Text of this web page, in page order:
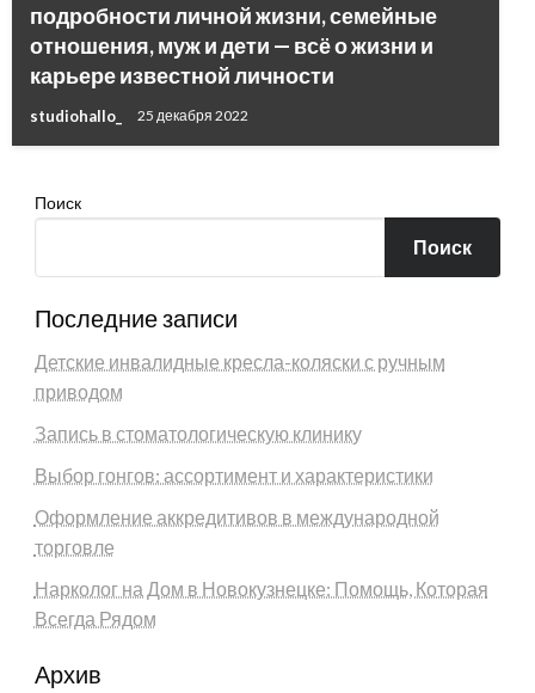
подробности личной жизни, семейные
отношения, муж и дети — всё о жизни и
карьере известной личности
studiohallo_ 25 декабря 2022
Поиск
Поиск
Последние записи
Детские инвалидные кресла-коляски с ручным
приводом
Запись в стоматологическую клинику
Выбор гонгов: ассортимент и характеристики
Оформление аккредитивов в международной
торговле
Нарколог на Дом в Новокузнецке: Помощь, Которая
Всегда Рядом
Архив